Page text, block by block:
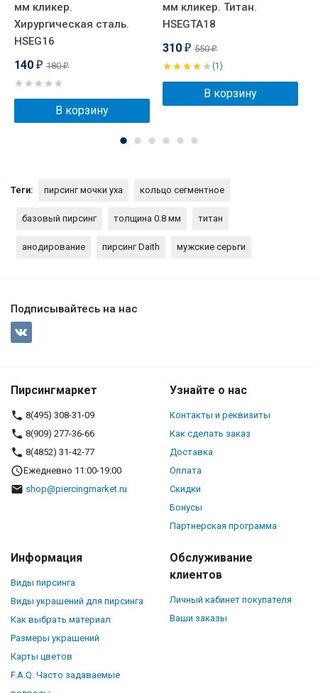
мм кликер.
Хирургическая сталь.
HSEG16
140 ₽ 180₽
В корзину
мм кликер. Титан.
HSEGTA18
310 ₽ 550₽
(1)
В корзину
Теги: пирсинг мочки уха кольцо сегментное
базовый пирсинг толщина 0.8 мм титан
анодирование пирсинг Daith мужские серьги
Подписывайтесь на нас
Пирсингмаркет
8(495) 308-31-09
8(909) 277-36-66
8(4852) 31-42-77
Ежедневно 11:00-19:00
shop@piercingmarket.ru
Узнайте о нас
Контакты и реквизиты
Как сделать заказ
Доставка
Оплата
Скидки
Бонусы
Партнерская программа
Информация
Виды пирсинга
Виды украшений для пирсинга
Как выбрать материал
Размеры украшений
Карты цветов
F.A.Q. Часто задаваемые
Обслуживание
клиентов
Личный кабинет покупателя
Ваши заказы